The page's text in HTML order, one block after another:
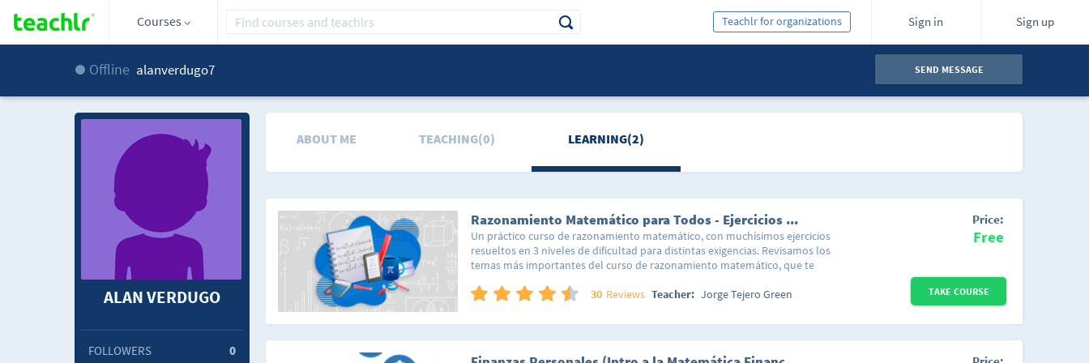
Courses Sign in Sign up
Teachlr for organizations
Offline alanverdugo7 SEND MESSAGE
ALAN VERDUGO
FOLLOWERS 0
ABOUT ME TEACHING(0) LEARNING(2)
Razonamiento Matemático para Todos - Ejercicios Resueltos
Un práctico curso de razonamiento matemático, con muchísimos ejercicios
resueltos en 3 niveles de dificultad para distintas exigencias. Revisamos los
temas más importantes del curso de razonamiento matemático, que te
preparando para ingresar a alguna universidad, este curso, es para ti.
capítulos del curso .En el nivel 1 encontrarás la explicación y teoría, además
de conceptos importantes que te servirán para poder comprender los
ejercicios más complejos. Además de ejercicios sencillos para iniciar con la
30 Reviews Teacher: Jorge Tejero Green
Price:
Free
TAKE COURSE